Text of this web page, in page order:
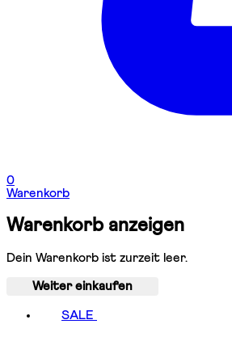
0
Warenkorb
Warenkorb anzeigen
Dein Warenkorb ist zurzeit leer.
Weiter einkaufen
SALE